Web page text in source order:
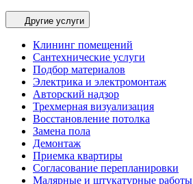
Другие услуги
Клининг помещений
Сантехнические услуги
Подбор материалов
Электрика и электромонтаж
Авторский надзор
Трехмерная визуализация
Восстановление потолка
Замена пола
Демонтаж
Приемка квартиры
Согласование перепланировки
Малярные и штукатурные работы